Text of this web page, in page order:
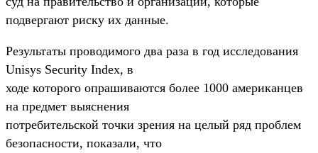
подвергают риску их данные.
Результаты проводимого два раза в год исследования
Unisys Security Index, в
ходе которого опрашиваются более 1000 американцев
на предмет выяснения
потребительской точки зрения на целый ряд проблем
безопасности, показали, что